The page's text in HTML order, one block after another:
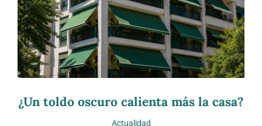
¿Un toldo oscuro calienta más la casa?
Actualidad